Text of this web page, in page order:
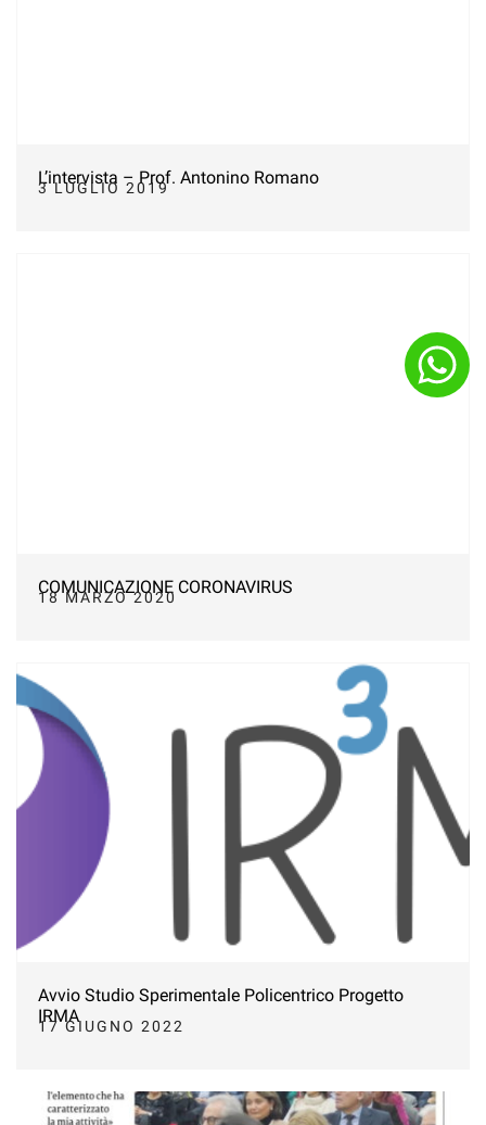
L’intervista – Prof. Antonino Romano
3 LUGLIO 2019
COMUNICAZIONE CORONAVIRUS
18 MARZO 2020
Avvio Studio Sperimentale Policentrico Progetto
IRMA
17 GIUGNO 2022